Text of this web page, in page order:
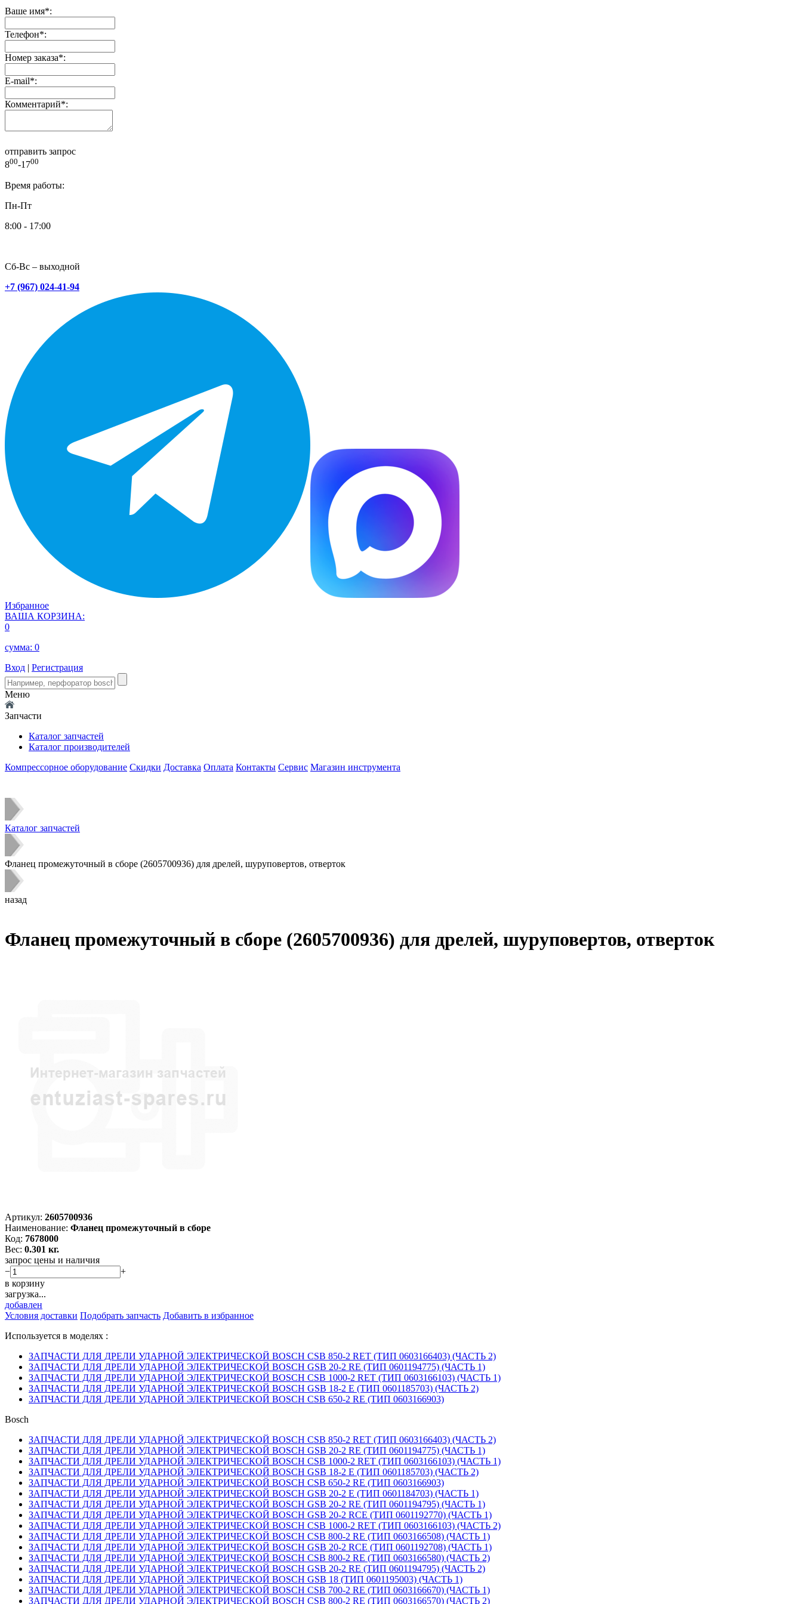
Ваше имя*:
Телефон*:
Номер заказа*:
E-mail*:
Комментарий*:
отправить запрос
800-1700
Время работы:
Пн-Пт
8:00 - 17:00
Сб-Вс – выходной
+7 (967) 024-41-94
Избранное
ВАША КОРЗИНА:
0
сумма: 0
Вход | Регистрация
Меню
Запчасти
Каталог запчастей
Каталог производителей
Компрессорное оборудование Скидки Доставка Оплата Контакты Сервис Магазин инструмента
Каталог запчастей
Фланец промежуточный в сборе (2605700936) для дрелей, шуруповертов, отверток
назад
Фланец промежуточный в сборе (2605700936) для дрелей, шуруповертов, отверток
Артикул: 2605700936
Наименование: Фланец промежуточный в сборе
Код: 7678000
Вес: 0.301 кг.
запрос цены и наличия
−
+
в корзину
загрузка...
добавлен
Условия доставки Подобрать запчасть Добавить в избранное
Используется в моделях :
ЗАПЧАСТИ ДЛЯ ДРЕЛИ УДАРНОЙ ЭЛЕКТРИЧЕСКОЙ BOSCH CSB 850-2 RET (ТИП 0603166403) (ЧАСТЬ 2)
ЗАПЧАСТИ ДЛЯ ДРЕЛИ УДАРНОЙ ЭЛЕКТРИЧЕСКОЙ BOSCH GSB 20-2 RE (ТИП 0601194775) (ЧАСТЬ 1)
ЗАПЧАСТИ ДЛЯ ДРЕЛИ УДАРНОЙ ЭЛЕКТРИЧЕСКОЙ BOSCH CSB 1000-2 RET (ТИП 0603166103) (ЧАСТЬ 1)
ЗАПЧАСТИ ДЛЯ ДРЕЛИ УДАРНОЙ ЭЛЕКТРИЧЕСКОЙ BOSCH GSB 18-2 E (ТИП 0601185703) (ЧАСТЬ 2)
ЗАПЧАСТИ ДЛЯ ДРЕЛИ УДАРНОЙ ЭЛЕКТРИЧЕСКОЙ BOSCH CSB 650-2 RE (ТИП 0603166903)
Bosch
ЗАПЧАСТИ ДЛЯ ДРЕЛИ УДАРНОЙ ЭЛЕКТРИЧЕСКОЙ BOSCH CSB 850-2 RET (ТИП 0603166403) (ЧАСТЬ 2)
ЗАПЧАСТИ ДЛЯ ДРЕЛИ УДАРНОЙ ЭЛЕКТРИЧЕСКОЙ BOSCH GSB 20-2 RE (ТИП 0601194775) (ЧАСТЬ 1)
ЗАПЧАСТИ ДЛЯ ДРЕЛИ УДАРНОЙ ЭЛЕКТРИЧЕСКОЙ BOSCH CSB 1000-2 RET (ТИП 0603166103) (ЧАСТЬ 1)
ЗАПЧАСТИ ДЛЯ ДРЕЛИ УДАРНОЙ ЭЛЕКТРИЧЕСКОЙ BOSCH GSB 18-2 E (ТИП 0601185703) (ЧАСТЬ 2)
ЗАПЧАСТИ ДЛЯ ДРЕЛИ УДАРНОЙ ЭЛЕКТРИЧЕСКОЙ BOSCH CSB 650-2 RE (ТИП 0603166903)
ЗАПЧАСТИ ДЛЯ ДРЕЛИ УДАРНОЙ ЭЛЕКТРИЧЕСКОЙ BOSCH GSB 20-2 E (ТИП 0601184703) (ЧАСТЬ 1)
ЗАПЧАСТИ ДЛЯ ДРЕЛИ УДАРНОЙ ЭЛЕКТРИЧЕСКОЙ BOSCH GSB 20-2 RE (ТИП 0601194795) (ЧАСТЬ 1)
ЗАПЧАСТИ ДЛЯ ДРЕЛИ УДАРНОЙ ЭЛЕКТРИЧЕСКОЙ BOSCH GSB 20-2 RCE (ТИП 0601192770) (ЧАСТЬ 1)
ЗАПЧАСТИ ДЛЯ ДРЕЛИ УДАРНОЙ ЭЛЕКТРИЧЕСКОЙ BOSCH CSB 1000-2 RET (ТИП 0603166103) (ЧАСТЬ 2)
ЗАПЧАСТИ ДЛЯ ДРЕЛИ УДАРНОЙ ЭЛЕКТРИЧЕСКОЙ BOSCH CSB 800-2 RE (ТИП 0603166508) (ЧАСТЬ 1)
ЗАПЧАСТИ ДЛЯ ДРЕЛИ УДАРНОЙ ЭЛЕКТРИЧЕСКОЙ BOSCH GSB 20-2 RCE (ТИП 0601192708) (ЧАСТЬ 1)
ЗАПЧАСТИ ДЛЯ ДРЕЛИ УДАРНОЙ ЭЛЕКТРИЧЕСКОЙ BOSCH CSB 800-2 RE (ТИП 0603166580) (ЧАСТЬ 2)
ЗАПЧАСТИ ДЛЯ ДРЕЛИ УДАРНОЙ ЭЛЕКТРИЧЕСКОЙ BOSCH GSB 20-2 RE (ТИП 0601194795) (ЧАСТЬ 2)
ЗАПЧАСТИ ДЛЯ ДРЕЛИ УДАРНОЙ ЭЛЕКТРИЧЕСКОЙ BOSCH GSB 18 (ТИП 0601195003) (ЧАСТЬ 1)
ЗАПЧАСТИ ДЛЯ ДРЕЛИ УДАРНОЙ ЭЛЕКТРИЧЕСКОЙ BOSCH CSB 700-2 RE (ТИП 0603166670) (ЧАСТЬ 1)
ЗАПЧАСТИ ДЛЯ ДРЕЛИ УДАРНОЙ ЭЛЕКТРИЧЕСКОЙ BOSCH CSB 800-2 RE (ТИП 0603166570) (ЧАСТЬ 2)